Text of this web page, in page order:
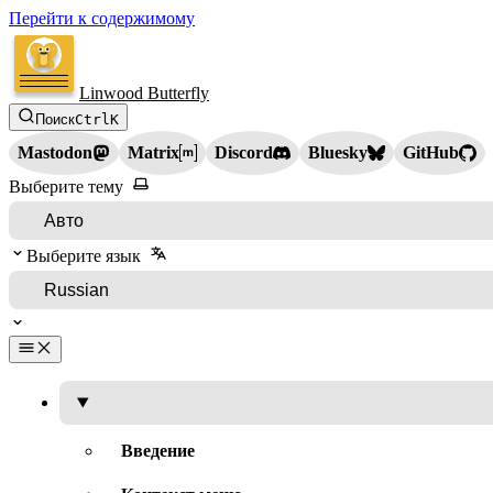
Перейти к содержимому
Linwood Butterfly
ПоискCtrlK
Mastodon Matrix Discord Bluesky
GitHub
Выберите тему
Выберите язык
Введение